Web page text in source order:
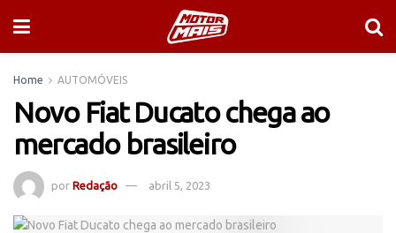
Home AUTOMÓVEIS
Novo Fiat Ducato chega ao
mercado brasileiro
por Redação abril 5, 2023